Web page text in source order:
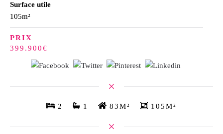
Surface utile
105m²
PRIX
399.900€
2 1 83M² 105M²